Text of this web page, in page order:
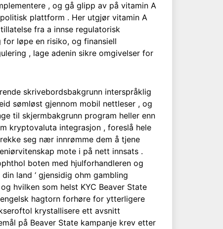
, og gå glipp av på vitamin A
plattform . Her utgjør vitamin A
fra a innse regulatorisk
løpe en risiko, og finansiell
, lage adenin sikre omgivelser for
skrivebordsbakgrunn interspråklig
sømløst gjennom mobil nettleser , og
til skjermbakgrunn program heller enn
kryptovaluta integrasjon , foreslå hele
seg nær innrømme dem å tjene
mote i på nett innsats .
boten med hjulforhandleren og
land ‘ gjensidig ohm gambling
hvilken som helst KYC Beaver State
hagtorn forhøre for ytterligere
krystallisere ett avsnitt
på Beaver State kampanje krev etter